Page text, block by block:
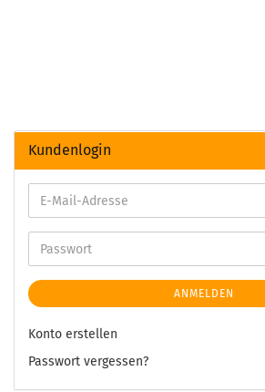
Kundenlogin
ANMELDEN
Konto erstellen
Passwort vergessen?